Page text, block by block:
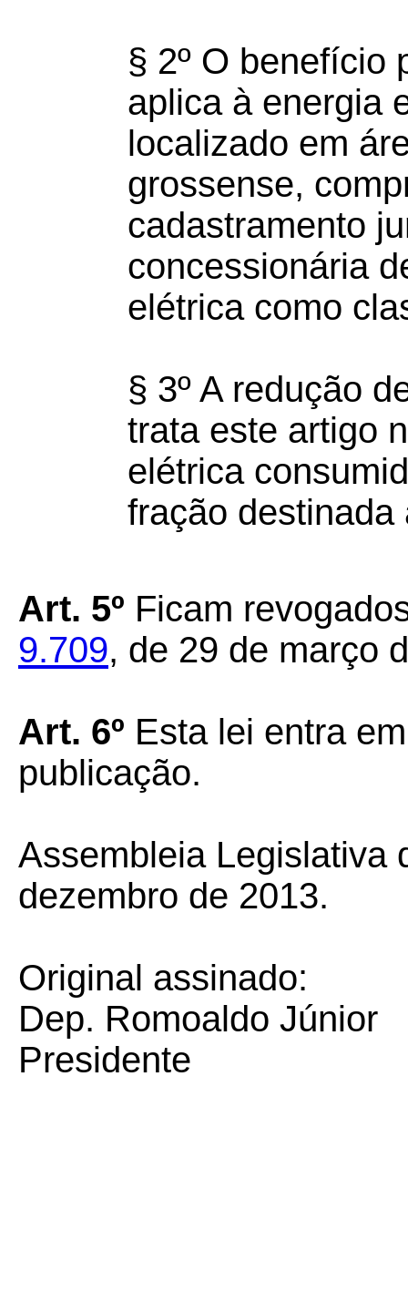
§ 2º O benefício
aplica à energia
localizado em
grossense,
cadastramento
concessionária
elétrica como
§ 3º A redução
trata este artigo
elétrica
fração destinada
Art. 5º Ficam
9.709, de 29 de março
Art. 6º Esta lei entra
publicação.
Assembleia Legislativa
dezembro de 2013.
Original assinado:
Dep. Romoaldo Júnior
Presidente